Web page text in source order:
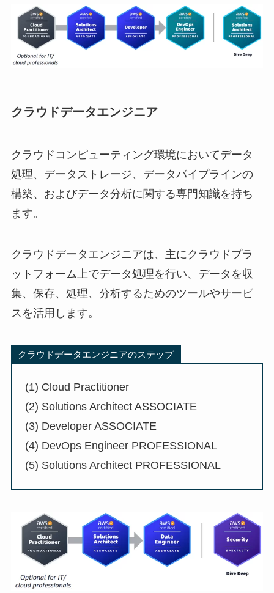
クラウドデータエンジニア
クラウドコンピューティング環境においてデータ
処理、データストレージ、データパイプラインの
構築、およびデータ分析に関する専門知識を持ち
ます。
クラウドデータエンジニアは、主にクラウドプラ
ットフォーム上でデータ処理を行い、データを収
集、保存、処理、分析するためのツールやサービ
スを活用します。
クラウドデータエンジニアのステップ
(1) Cloud Practitioner
(2) Solutions Architect ASSOCIATE
(3) Developer ASSOCIATE
(4) DevOps Engineer PROFESSIONAL
(5) Solutions Architect PROFESSIONAL